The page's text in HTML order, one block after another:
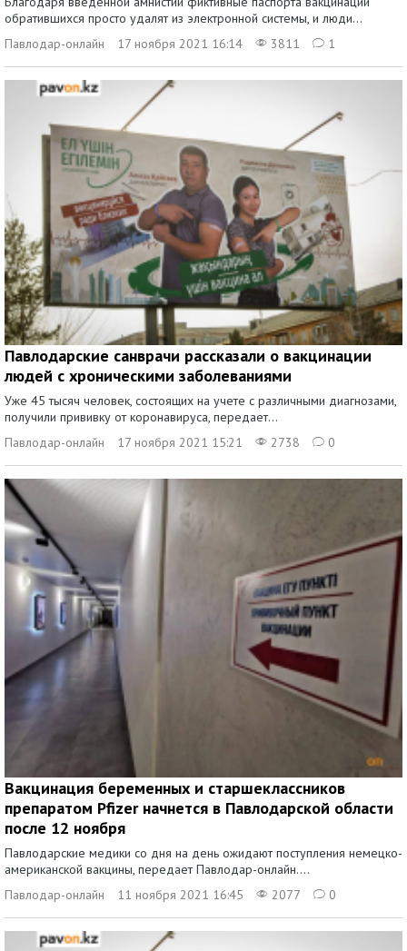
обратившихся просто удалят из электронной системы, и люди...
Павлодар-онлайн
17 ноября 2021 16:14 3811 1
Павлодарские санврачи рассказали о вакцинации
людей с хроническими заболеваниями
Уже 45 тысяч человек, состоящих на учете с различными диагнозами,
получили прививку от коронавируса, передает...
Павлодар-онлайн
17 ноября 2021 15:21 2738 0
Вакцинация беременных и старшеклассников
препаратом Pfizer начнется в Павлодарской области
после 12 ноября
Павлодарские медики со дня на день ожидают поступления немецко-
американской вакцины, передает Павлодар-онлайн....
Павлодар-онлайн
11 ноября 2021 16:45 2077 0